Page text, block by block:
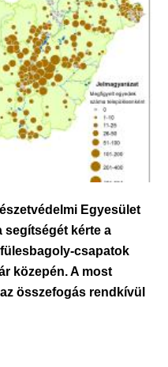
Egyesület
segítségét kérte a
csapatok
közepén. A most
összefogás rendkívül